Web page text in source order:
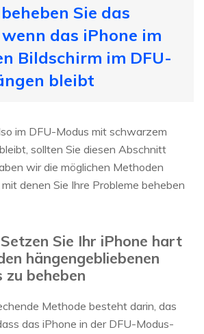
Sie das
das iPhone im
Bildschirm im DFU-
bleibt
im DFU-Modus mit schwarzem
sollten Sie diesen Abschnitt
wir die möglichen Methoden
denen Sie Ihre Probleme beheben
Sie Ihr iPhone hart
hängengebliebenen
zu beheben
Methode besteht darin, das
das iPhone in der DFU-Modus-